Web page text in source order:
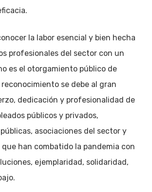
la labor esencial y bien hecha
profesionales del sector con un
es el otorgamiento público de
reconocimiento se debe al gran
dedicación y profesionalidad de
públicos y privados,
asociaciones del sector y
han combatido la pandemia con
ejemplaridad, solidaridad,